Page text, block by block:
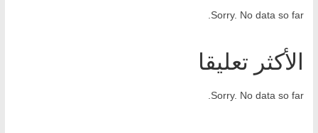
Sorry. No data so far.
الأكثر تعليقا
Sorry. No data so far.